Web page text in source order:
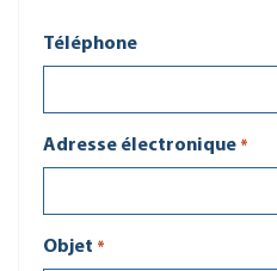
Téléphone
Adresse électronique *
Objet *